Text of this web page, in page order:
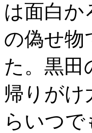
は面白か
の偽せ物
た。黒田
帰りがけ
らいつ